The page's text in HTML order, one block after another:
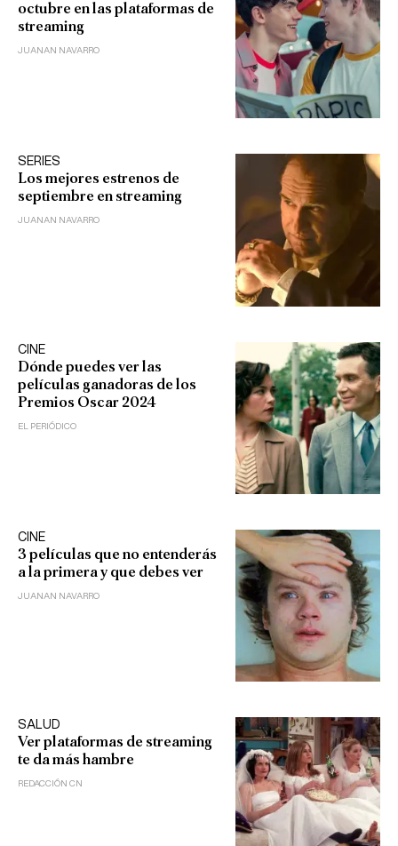
octubre en las plataformas de
streaming
JUANAN NAVARRO
SERIES
Los mejores estrenos de
septiembre en streaming
JUANAN NAVARRO
CINE
Dónde puedes ver las
películas ganadoras de los
Premios Oscar 2024
EL PERIÓDICO
CINE
3 películas que no entenderás
a la primera y que debes ver
JUANAN NAVARRO
SALUD
Ver plataformas de streaming
te da más hambre
REDACCIÓN CN